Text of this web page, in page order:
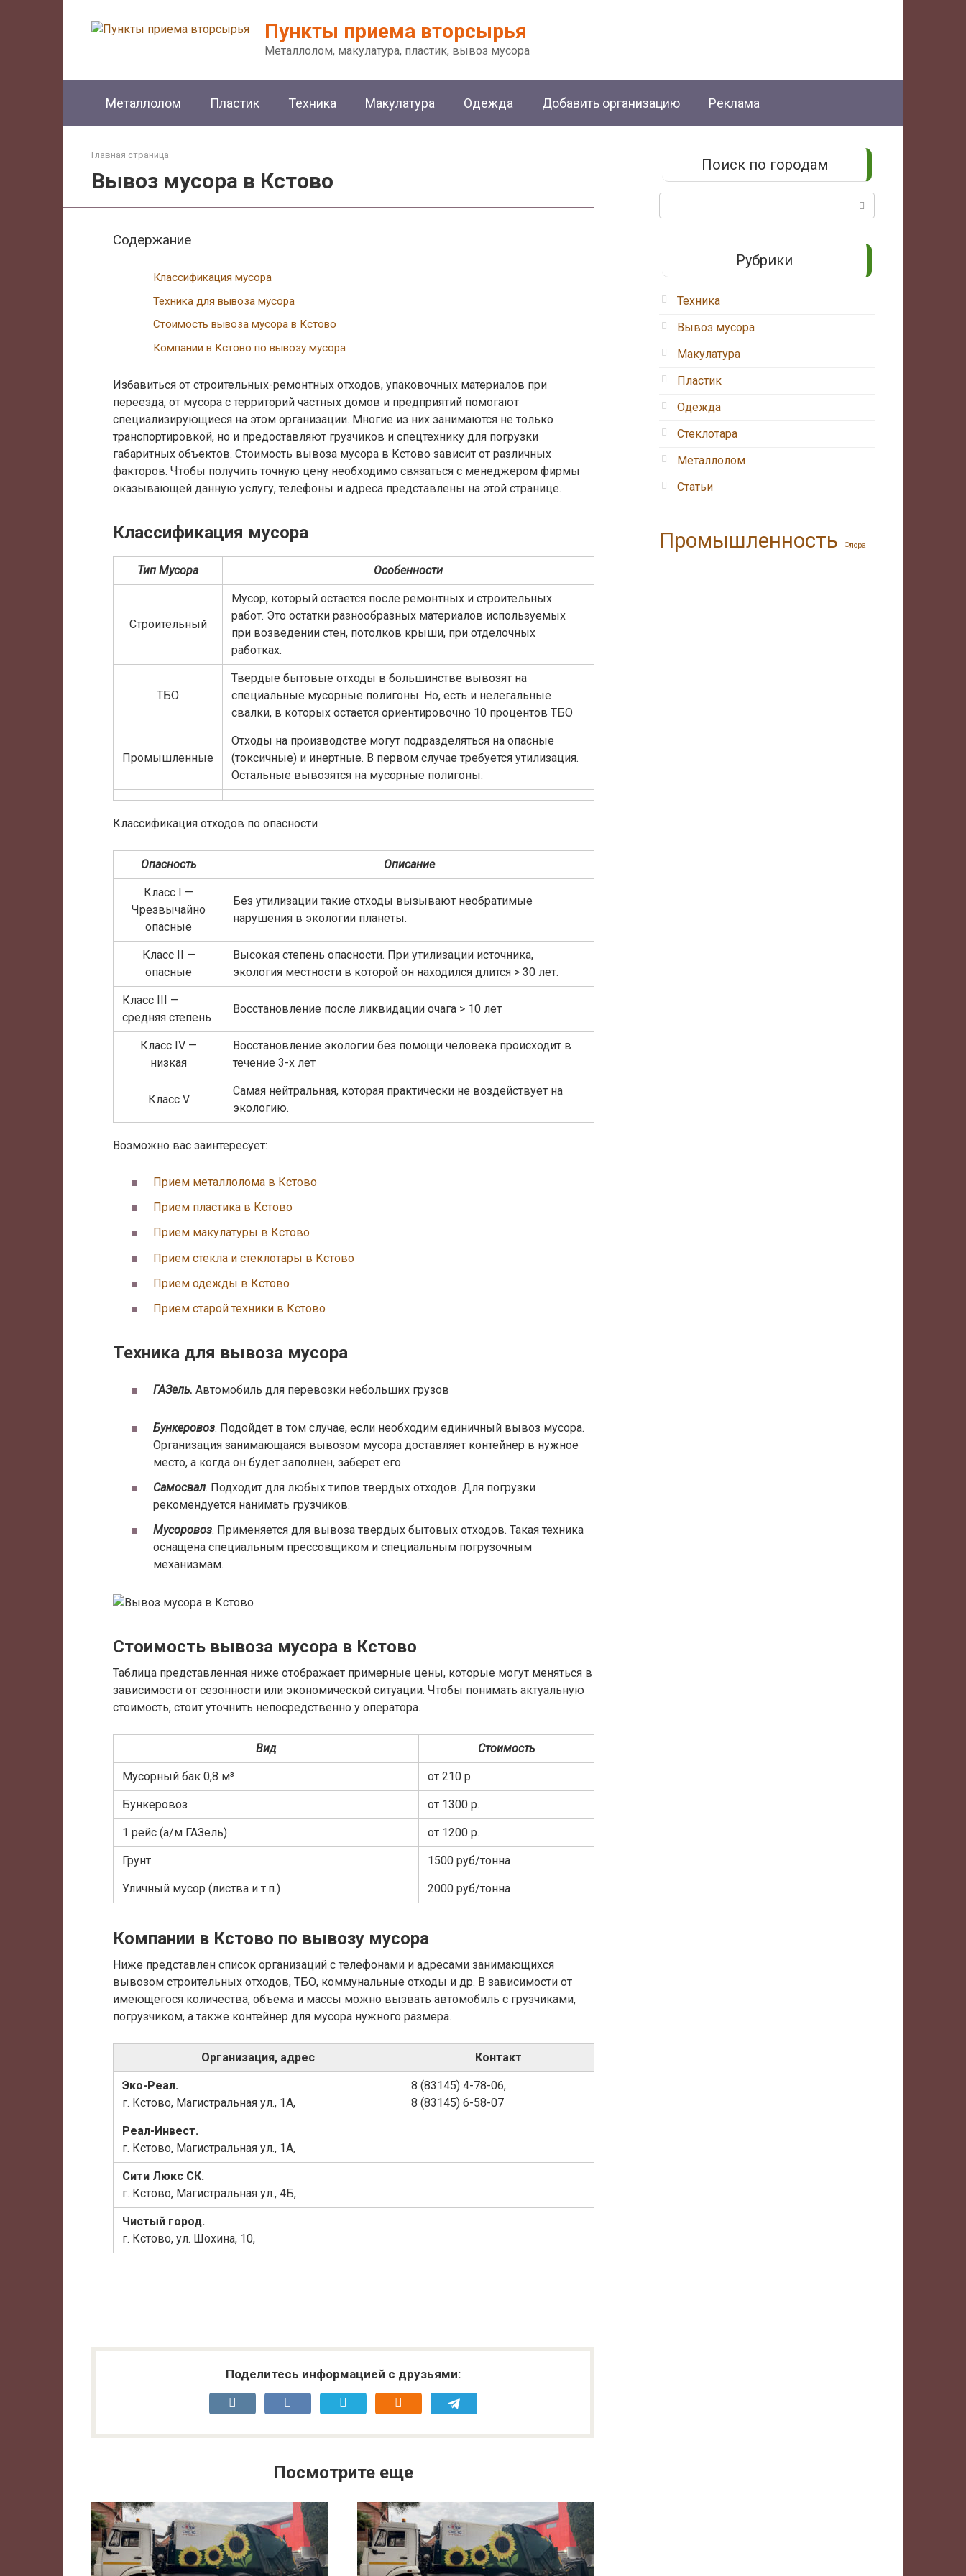
Пункты приема вторсырья
Металлолом, макулатура, пластик, вывоз мусора
Металлолом Пластик Техника Макулатура Одежда Добавить организацию Реклама
Главная страница
Вывоз мусора в Кстово
Содержание
Классификация мусора
Техника для вывоза мусора
Стоимость вывоза мусора в Кстово
Компании в Кстово по вывозу мусора
Избавиться от строительных-ремонтных отходов, упаковочных материалов при
переезда, от мусора с территорий частных домов и предприятий помогают
специализирующиеся на этом организации. Многие из них занимаются не только
транспортировкой, но и предоставляют грузчиков и спецтехнику для погрузки
габаритных объектов. Стоимость вывоза мусора в Кстово зависит от различных
факторов. Чтобы получить точную цену необходимо связаться с менеджером фирмы
оказывающей данную услугу, телефоны и адреса представлены на этой странице.
Классификация мусора
Тип Мусора Особенности
Строительный
Мусор, который остается после ремонтных и строительных
работ. Это остатки разнообразных материалов используемых
при возведении стен, потолков крыши, при отделочных
работках.
ТБО
Твердые бытовые отходы в большинстве вывозят на
специальные мусорные полигоны. Но, есть и нелегальные
свалки, в которых остается ориентировочно 10 процентов ТБО
Промышленные
Отходы на производстве могут подразделяться на опасные
(токсичные) и инертные. В первом случае требуется утилизация.
Остальные вывозятся на мусорные полигоны.
Классификация отходов по опасности
Опасность Описание
Класс I —
Чрезвычайно
опасные
Без утилизации такие отходы вызывают необратимые
нарушения в экологии планеты.
Класс II —
опасные
Высокая степень опасности. При утилизации источника,
экология местности в которой он находился длится > 30 лет.
Класс III —
средняя степень
Восстановление после ликвидации очага > 10 лет
Класс IV —
низкая
Восстановление экологии без помощи человека происходит в
течение 3-х лет
Класс V
Самая нейтральная, которая практически не воздействует на
экологию.
Возможно вас заинтересует:
Прием металлолома в Кстово
Прием пластика в Кстово
Прием макулатуры в Кстово
Прием стекла и стеклотары в Кстово
Прием одежды в Кстово
Прием старой техники в Кстово
Техника для вывоза мусора
ГАЗель. Автомобиль для перевозки небольших грузов
Бункеровоз. Подойдет в том случае, если необходим единичный вывоз мусора.
Организация занимающаяся вывозом мусора доставляет контейнер в нужное
место, а когда он будет заполнен, заберет его.
Самосвал. Подходит для любых типов твердых отходов. Для погрузки
рекомендуется нанимать грузчиков.
Мусоровоз. Применяется для вывоза твердых бытовых отходов. Такая техника
оснащена специальным прессовщиком и специальным погрузочным
механизмам.
Стоимость вывоза мусора в Кстово
Таблица представленная ниже отображает примерные цены, которые могут меняться в
зависимости от сезонности или экономической ситуации. Чтобы понимать актуальную
стоимость, стоит уточнить непосредственно у оператора.
Вид Стоимость
Мусорный бак 0,8 м³ от 210 р.
Бункеровоз от 1300 р.
1 рейс (а/м ГАЗель) от 1200 р.
Грунт 1500 руб/тонна
Уличный мусор (листва и т.п.) 2000 руб/тонна
Компании в Кстово по вывозу мусора
Ниже представлен список организаций с телефонами и адресами занимающихся
вывозом строительных отходов, ТБО, коммунальные отходы и др. В зависимости от
имеющегося количества, объема и массы можно вызвать автомобиль с грузчиками,
погрузчиком, а также контейнер для мусора нужного размера.
Организация, адрес Контакт
Эко-Реал.
г. Кстово, Магистральная ул., 1А,
8 (83145) 4-78-06,
8 (83145) 6-58-07
Реал-Инвест.
г. Кстово, Магистральная ул., 1А,
Сити Люкс СК.
г. Кстово, Магистральная ул., 4Б,
Чистый город.
г. Кстово, ул. Шохина, 10,
Поделитесь информацией с друзьями:
Посмотрите еще
Поиск по городам
Рубрики
Техника
Вывоз мусора
Макулатура
Пластик
Одежда
Стеклотара
Металлолом
Статьи
Промышленность Флора